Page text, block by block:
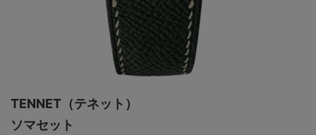
TENNET（テネット）
ソマセット